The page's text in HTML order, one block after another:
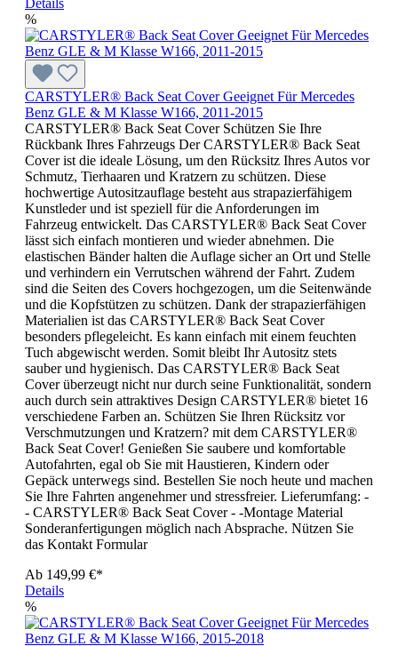
%
CARSTYLER® Back Seat Cover Geeignet Für Mercedes
Benz GLE & M Klasse W166, 2011-2015
CARSTYLER® Back Seat Cover Schützen Sie Ihre
Rückbank Ihres Fahrzeugs Der CARSTYLER® Back Seat
Cover ist die ideale Lösung, um den Rücksitz Ihres Autos vor
Schmutz, Tierhaaren und Kratzern zu schützen. Diese
hochwertige Autositzauflage besteht aus strapazierfähigem
Kunstleder und ist speziell für die Anforderungen im
Fahrzeug entwickelt. Das CARSTYLER® Back Seat Cover
lässt sich einfach montieren und wieder abnehmen. Die
elastischen Bänder halten die Auflage sicher an Ort und Stelle
und verhindern ein Verrutschen während der Fahrt. Zudem
sind die Seiten des Covers hochgezogen, um die Seitenwände
und die Kopfstützen zu schützen. Dank der strapazierfähigen
Materialien ist das CARSTYLER® Back Seat Cover
besonders pflegeleicht. Es kann einfach mit einem feuchten
Tuch abgewischt werden. Somit bleibt Ihr Autositz stets
sauber und hygienisch. Das CARSTYLER® Back Seat
Cover überzeugt nicht nur durch seine Funktionalität, sondern
auch durch sein attraktives Design CARSTYLER® bietet 16
verschiedene Farben an. Schützen Sie Ihren Rücksitz vor
Verschmutzungen und Kratzern? mit dem CARSTYLER®
Back Seat Cover! Genießen Sie saubere und komfortable
Autofahrten, egal ob Sie mit Haustieren, Kindern oder
Gepäck unterwegs sind. Bestellen Sie noch heute und machen
Sie Ihre Fahrten angenehmer und stressfreier. Lieferumfang: -
- CARSTYLER® Back Seat Cover - -Montage Material
Sonderanfertigungen möglich nach Absprache. Nützen Sie
das Kontakt Formular
Ab 149,99 €*
Details
%